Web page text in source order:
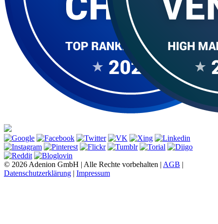
© 2026 Adenion GmbH | Alle Rechte vorbehalten | AGB |
Datenschutzerklärung | Impressum